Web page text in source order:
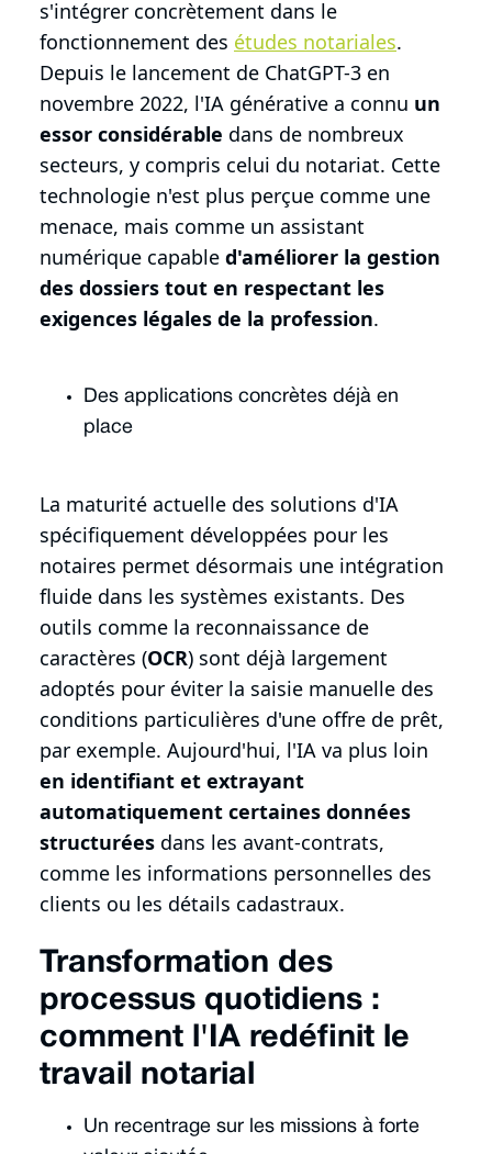
s'intégrer concrètement dans le
fonctionnement des études notariales.
Depuis le lancement de ChatGPT-3 en
novembre 2022, l'IA générative a connu un
essor considérable dans de nombreux
secteurs, y compris celui du notariat. Cette
technologie n'est plus perçue comme une
menace, mais comme un assistant
numérique capable d'améliorer la gestion
des dossiers tout en respectant les
exigences légales de la profession.
Des applications concrètes déjà en
place
La maturité actuelle des solutions d'IA
spécifiquement développées pour les
notaires permet désormais une intégration
fluide dans les systèmes existants. Des
outils comme la reconnaissance de
caractères (OCR) sont déjà largement
adoptés pour éviter la saisie manuelle des
conditions particulières d'une offre de prêt,
par exemple. Aujourd'hui, l'IA va plus loin
en identifiant et extrayant
automatiquement certaines données
structurées dans les avant-contrats,
comme les informations personnelles des
clients ou les détails cadastraux.
Transformation des
processus quotidiens :
comment l'IA redéfinit le
travail notarial
Un recentrage sur les missions à forte